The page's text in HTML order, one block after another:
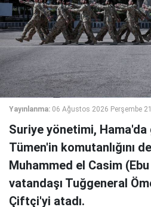
Yayınlanma: 06 Ağustos 2026 Perşembe
Suriye yönetimi, Hama'da
Tümen'in komutanlığını
Muhammed el Casim
vatandaşı Tuğgeneral
Çiftçi'yi atadı.